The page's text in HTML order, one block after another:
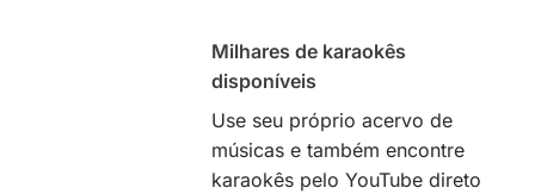
Milhares de karaokês
disponíveis
Use seu próprio acervo de
músicas e também encontre
karaokês pelo YouTube direto